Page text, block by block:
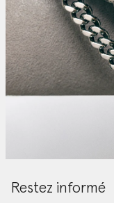
Restez informé